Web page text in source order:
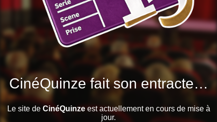
CinéQuinze fait son entracte…
Le site de CinéQuinzeest actuellement en cours de mise à
jour.